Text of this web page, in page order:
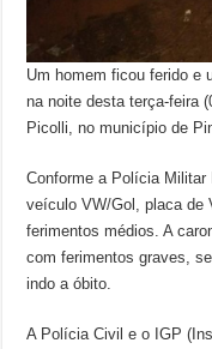
Um homem ficou ferido e
na noite desta terça-feira
Picolli, no município de
Conforme a Polícia Militar
veículo VW/Gol, placa de
ferimentos médios. A
com ferimentos graves,
indo a óbito.
A Polícia Civil e o IGP